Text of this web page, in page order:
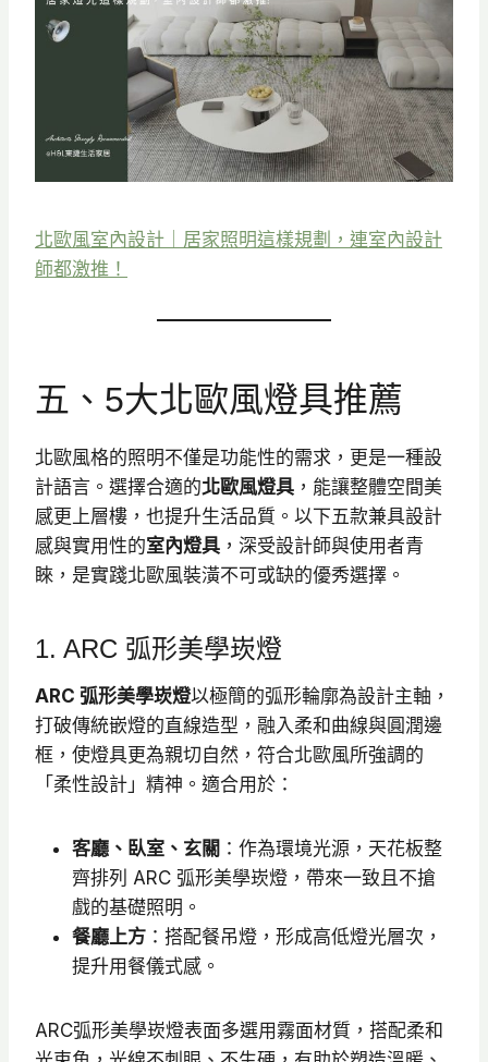
北歐風室內設計｜居家照明這樣規劃，連室內設計
師都激推！
五、5大北歐風燈具推薦
北歐風格的照明不僅是功能性的需求，更是一種設
計語言。選擇合適的北歐風燈具 ，能讓整體空間美
感更上層樓，也提升生活品質。以下五款兼具設計
感與實用性的室內燈具 ，深受設計師與使用者青
睞，是實踐北歐風裝潢不可或缺的優秀選擇。
1. ARC 弧形美學崁燈
ARC 弧形美學崁燈以極簡的弧形輪廓為設計主軸，
打破傳統嵌燈的直線造型，融入柔和曲線與圓潤邊
框，使燈具更為親切自然，符合北歐風所強調的
「柔性設計」精神。適合用於：
客廳、臥室、玄關 ：作為環境光源，天花板整
齊排列 ARC 弧形美學崁燈，帶來一致且不搶
戲的基礎照明。
餐廳上方 ：搭配餐吊燈，形成高低燈光層次，
提升用餐儀式感。
ARC弧形美學崁燈表面多選用霧面材質，搭配柔和